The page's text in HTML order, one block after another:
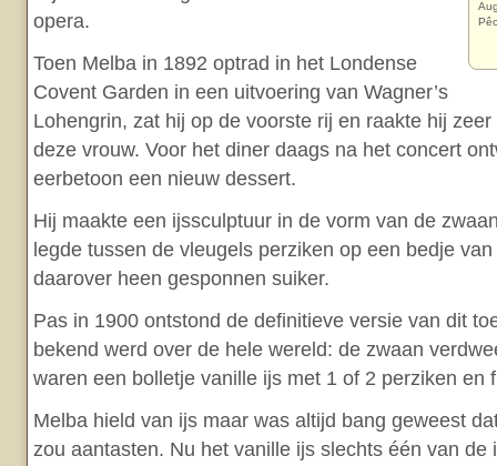
opera.
Toen Melba in 1892 optrad in het Londense
Covent Garden in een uitvoering van Wagner’s
Lohengrin, zat hij op de voorste rij en raakte hij
deze vrouw. Voor het diner daags na het concert
eerbetoon een nieuw dessert.
Hij maakte een ijssculptuur in de vorm van de
legde tussen de vleugels perziken op een bedje
daarover heen gesponnen suiker.
Pas in 1900 ontstond de definitieve versie van dit
bekend werd over de hele wereld: de zwaan
waren een bolletje vanille ijs met 1 of 2 perziken en
Melba hield van ijs maar was altijd bang geweest
zou aantasten. Nu het vanille ijs slechts één van de